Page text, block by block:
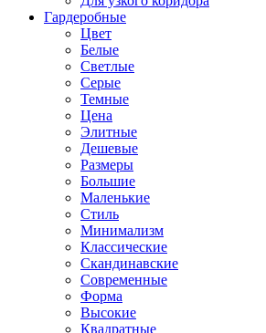
Гардеробные
Цвет
Белые
Светлые
Серые
Темные
Цена
Элитные
Дешевые
Размеры
Большие
Маленькие
Стиль
Минимализм
Классические
Скандинавские
Современные
Форма
Высокие
Квадратные